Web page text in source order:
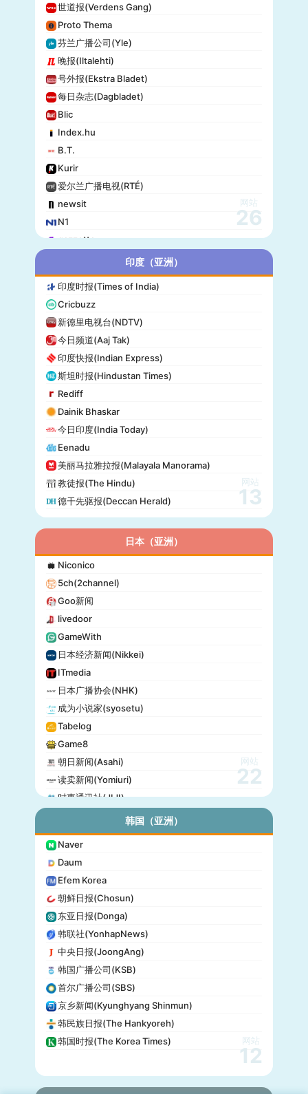
世道报(Verdens Gang)
Proto Thema
芬兰广播公司(Yle)
晚报(Iltalehti)
号外报(Ekstra Bladet)
每日杂志(Dagbladet)
Blic
Index.hu
B.T.
Kurir
爱尔兰广播电视(RTÉ)
newsit
N1
gazzetta
赫尔辛基日报(Helsingin Sanomat)
Origo
爱尔兰时报(Irish Times)
独立报(Independent)
MTV Uutiset
24.hu
晚邮报(Aftenposten)
DirBg
阿罗(Alo!)
政治报(Politiken)
24 Chasa
Fakti
网站
26
印度（亚洲）
印度时报(Times of India)
Cricbuzz
新德里电视台(NDTV)
今日频道(Aaj Tak)
印度快报(Indian Express)
斯坦时报(Hindustan Times)
Rediff
Dainik Bhaskar
今日印度(India Today)
Eenadu
美丽马拉雅拉报(Malayala Manorama)
教徒报(The Hindu)
德干先驱报(Deccan Herald)
网站
13
日本（亚洲）
Niconico
5ch(2channel)
Goo新闻
livedoor
GameWith
日本经济新闻(Nikkei)
ITmedia
日本广播协会(NHK)
成为小说家(syosetu)
Tabelog
Game8
朝日新闻(Asahi)
读卖新闻(Yomiuri)
时事通讯社(JIJI)
产经新闻(Sankei)
东京放送(TBS)
朝日电视台(TV Asahi)
东京电视台(TV Tokyo)
日本电视台(NTV)
富士电视台(Fuji TV)
日本时报(Japan Times)
网站
22
韩国（亚洲）
Naver
Daum
Efem Korea
朝鲜日报(Chosun)
东亚日报(Donga)
韩联社(YonhapNews)
中央日报(JoongAng)
韩国广播公司(KSB)
首尔广播公司(SBS)
京乡新闻(Kyunghyang Shinmun)
韩民族日报(The Hankyoreh)
韩国时报(The Korea Times)
网站
12